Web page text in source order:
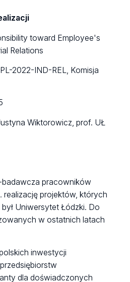
toward Employee's
Relations
2022-IND-REL, Komisja
Wiktorowicz, prof. UŁ
pracowników
realizację projektów, których
Uniwersytet Łódzki. Do
w ostatnich latach
inwestycji
dla doświadczonych